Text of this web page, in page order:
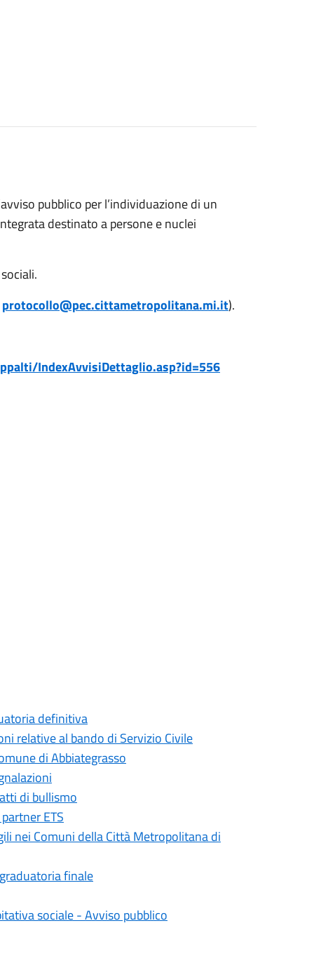
pubblico per l’individuazione di un
destinato a persone e nuclei
protocollo@pec.cittametropolitana.mi.it).
IndexAvvisiDettaglio.asp?id=556
definitiva
relative al bando di Servizio Civile
di Abbiategrasso
di bullismo
ETS
nei Comuni della Città Metropolitana di
finale
sociale - Avviso pubblico